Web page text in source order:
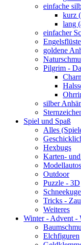
einfache
kurz
lang
einfacher
goldene
Pilgrim -
silber
Spiel und Spaß
Alles
Hexbugs
Karten-
Modellautos
Outdoor
Puzzle - 3D
Tricks -
Weiteres
Winter - Advent -
Elchfiguren